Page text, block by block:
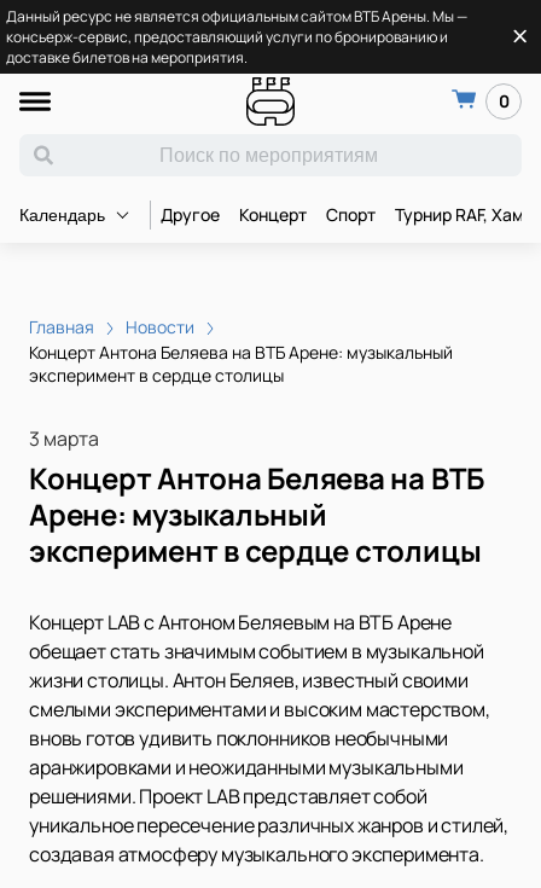
Данный ресурс не является официальным сайтом ВТБ Арены. Мы —
консьерж-сервис, предоставляющий услуги по бронированию и
доставке билетов на мероприятия.
0
Календарь Другое Концерт Спорт Турнир RAF,
Главная
Новости
Концерт Антона Беляева на ВТБ Арене: музыкальный
эксперимент в сердце столицы
3 марта
Концерт Антона Беляева на ВТБ
Арене: музыкальный
эксперимент в сердце столицы
Концерт LAB с Антоном Беляевым на ВТБ Арене
обещает стать значимым событием в музыкальной
жизни столицы. Антон Беляев, известный своими
смелыми экспериментами и высоким мастерством,
вновь готов удивить поклонников необычными
аранжировками и неожиданными музыкальными
решениями. Проект LAB представляет собой
уникальное пересечение различных жанров и стилей,
создавая атмосферу музыкального эксперимента.